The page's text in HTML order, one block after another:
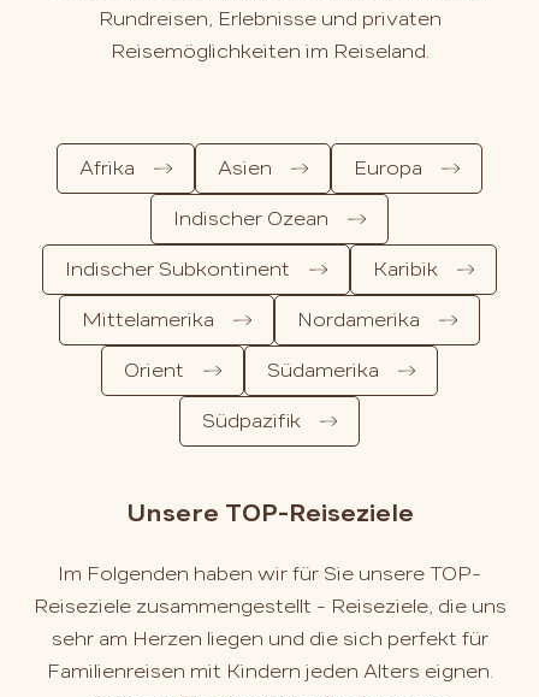
Rundreisen, Erlebnisse und privaten
Reisemöglichkeiten im Reiseland.
Afrika Asien Europa
Indischer Ozean
Indischer Subkontinent Karibik
Mittelamerika Nordamerika
Orient Südamerika
Südpazifik
Unsere TOP-Reiseziele
Im Folgenden haben wir für Sie unsere TOP-
Reiseziele zusammengestellt - Reiseziele, die uns
sehr am Herzen liegen und die sich perfekt für
Familienreisen mit Kindern jeden Alters eignen.